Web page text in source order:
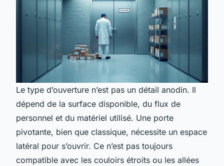
Le type d’ouverture n’est pas un détail anodin. Il
dépend de la surface disponible, du flux de
personnel et du matériel utilisé. Une porte
pivotante, bien que classique, nécessite un espace
latéral pour s’ouvrir. Ce n’est pas toujours
compatible avec les couloirs étroits ou les allées